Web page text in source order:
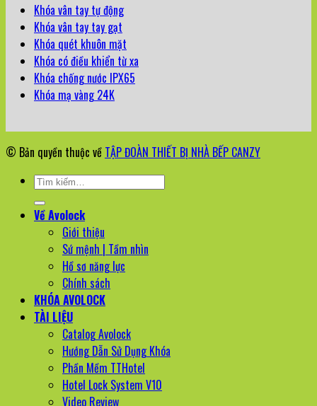
Khóa vân tay tự động
Khóa vân tay tay gạt
Khóa quét khuôn mặt
Khóa có điều khiển từ xa
Khóa chống nước IPX65
Khóa mạ vàng 24K
© Bản quyền thuộc về TẬP ĐOÀN THIẾT BỊ NHÀ BẾP CANZY
Tìm
kiếm:
Về Avolock
Giới thiệu
Sứ mệnh | Tầm nhìn
Hồ sơ năng lực
Chính sách
KHÓA AVOLOCK
TÀI LIỆU
Catalog Avolock
Hướng Dẫn Sử Dụng Khóa
Phần Mềm TTHotel
Hotel Lock System V10
Video Review